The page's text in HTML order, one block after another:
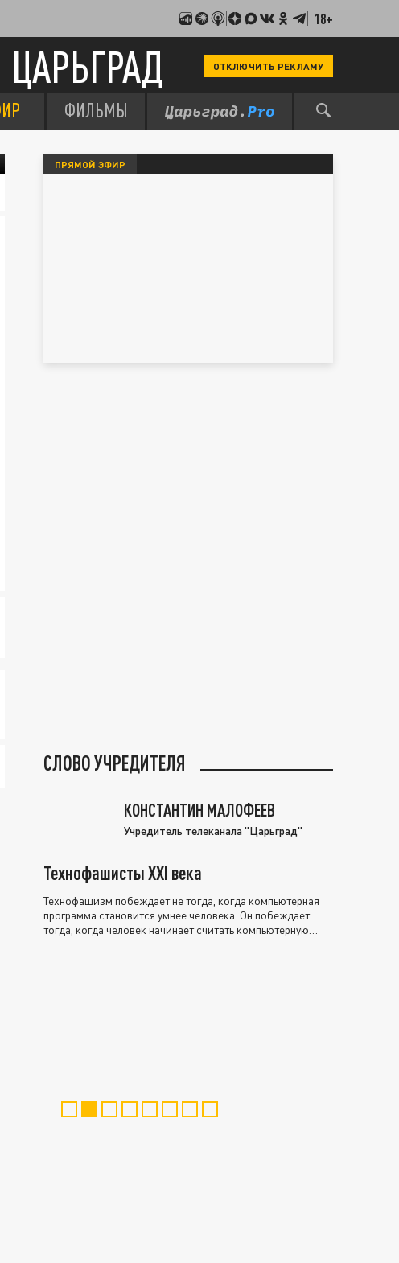
18+
ЦАРЬГРАД ОТКЛЮЧИТЬ РЕКЛАМУ
ФИЛЬМЫ
ПРЯМОЙ ЭФИР
СЛОВО УЧРЕДИТЕЛЯ
КОНСТАНТИН МАЛОФЕЕВ
Учредитель телеканала "Царьград"
Технофашисты XXI века
Технофашизм побеждает не тогда, когда компьютерная
программа становится умнее человека. Он побеждает
тогда, когда человек начинает считать компьютерную